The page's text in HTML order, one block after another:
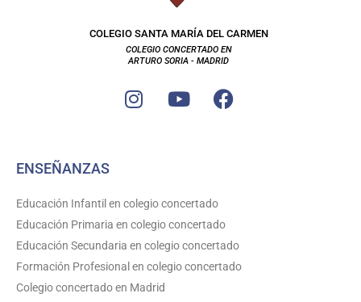
COLEGIO SANTA MARÍA DEL CARMEN
COLEGIO CONCERTADO EN
ARTURO SORIA - MADRID
I
n
g
r
a
m
Y
o
e
F
a
k
ENSEÑANZAS
Educación Infantil en colegio concertado
Educación Primaria en colegio concertado
Educación Secundaria en colegio concertado
Formación Profesional en colegio concertado
Colegio concertado en Madrid